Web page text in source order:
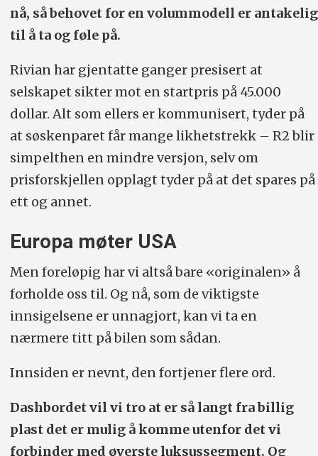
nå, så behovet for en volum­modell er antakelig
til å ta og føle på.
Rivian har gjentatte ganger presisert at
selskapet sikter mot en startpris på 45.000
dollar. Alt som ellers er kommunisert, tyder på
at søskenparet får mange likhetstrekk – R2 blir
simpelthen en mindre versjon, selv om
prisforskjellen opplagt tyder på at det spares på
ett og annet.
Europa møter USA
Men foreløpig har vi altså bare «originalen» å
forholde oss til. Og nå, som de viktigste
innsigelsene er unnagjort, kan vi ta en
nærmere titt på bilen som sådan.
Innsiden er nevnt, den fortjener flere ord.
Dashbordet vil vi tro at er så langt fra billig
plast det er mulig å komme utenfor det vi
forbinder med øverste luksus­segment. Og